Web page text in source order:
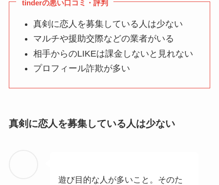
tinderの悪い口コミ・評判
真剣に恋人を募集している人は少ない
マルチや援助交際などの業者がいる
相手からのLIKEは課金しないと見れない
プロフィール詐欺が多い
真剣に恋人を募集している人は少ない
遊び目的な人が多いこと。そのた